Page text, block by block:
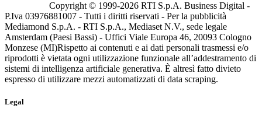
Copyright © 1999-2026 RTI S.p.A. Business Digital -
P.Iva 03976881007 - Tutti i diritti riservati - Per la pubblicità
Mediamond S.p.A. - RTI S.p.A., Mediaset N.V., sede legale
Amsterdam (Paesi Bassi) - Uffici Viale Europa 46, 20093 Cologno
Monzese (MI)Rispetto ai contenuti e ai dati personali trasmessi e/o
riprodotti è vietata ogni utilizzazione funzionale all’addestramento di
sistemi di intelligenza artificiale generativa. È altresì fatto divieto
espresso di utilizzare mezzi automatizzati di data scraping.
Legal